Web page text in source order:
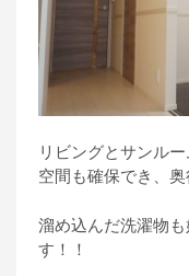
リビングとサンル
空間も確保でき、
溜め込んだ洗濯物
す！！